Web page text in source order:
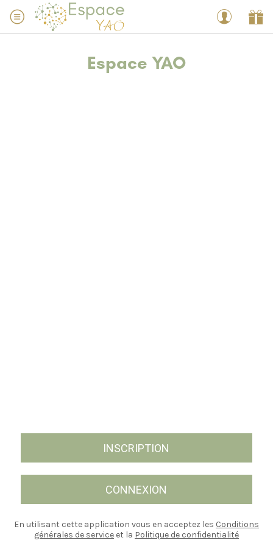
Espace YAO
INSCRIPTION
CONNEXION
En utilisant cette application vous en acceptez les Conditions
générales de service et la Politique de confidentialité